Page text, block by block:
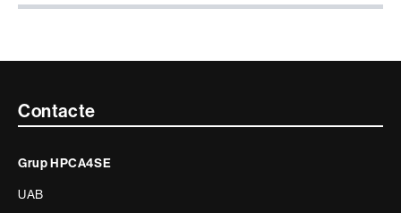
Contacte
informació
Contacte
Grup HPCA4SE
UAB